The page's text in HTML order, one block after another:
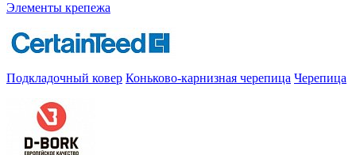
Элементы крепежа
Подкладочный ковер Коньково-карнизная черепица Черепица